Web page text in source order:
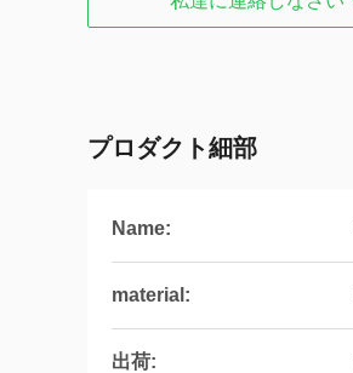
プロダクト細部
Name:
material:
出荷: